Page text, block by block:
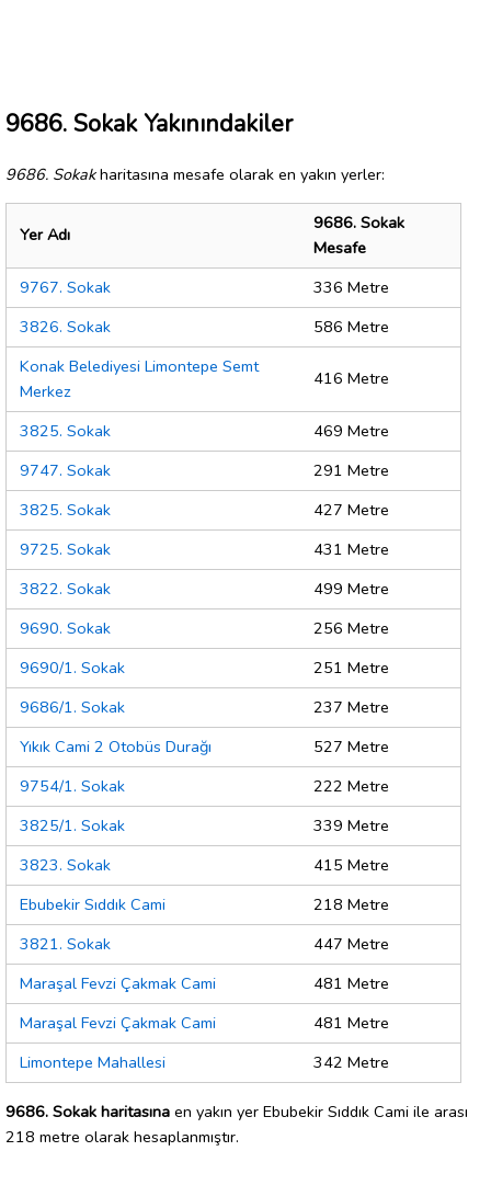
9686. Sokak Yakınındakiler
9686. Sokakharitasına mesafe olarak en yakın yerler:
Yer Adı
9686. Sokak
Mesafe
9767. Sokak
336 Metre
3826. Sokak
586 Metre
Konak Belediyesi Limontepe Semt
Merkez
416 Metre
3825. Sokak
469 Metre
9747. Sokak
291 Metre
3825. Sokak
427 Metre
9725. Sokak
431 Metre
3822. Sokak
499 Metre
9690. Sokak
256 Metre
9690/1. Sokak
251 Metre
9686/1. Sokak
237 Metre
Yıkık Cami 2 Otobüs Durağı
527 Metre
9754/1. Sokak
222 Metre
3825/1. Sokak
339 Metre
3823. Sokak
415 Metre
Ebubekir Sıddık Cami
218 Metre
3821. Sokak
447 Metre
Maraşal Fevzi Çakmak Cami
481 Metre
Maraşal Fevzi Çakmak Cami
481 Metre
Limontepe Mahallesi
342 Metre
9686. Sokak haritasına en yakın yer Ebubekir Sıddık Cami ile arası
218 metre olarak hesaplanmıştır.